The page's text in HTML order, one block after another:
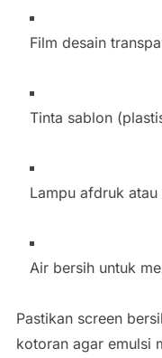
Film desain
Tinta sablon
Lampu afdruk atau
Air bersih untuk
Pastikan screen
kotoran agar emulsi